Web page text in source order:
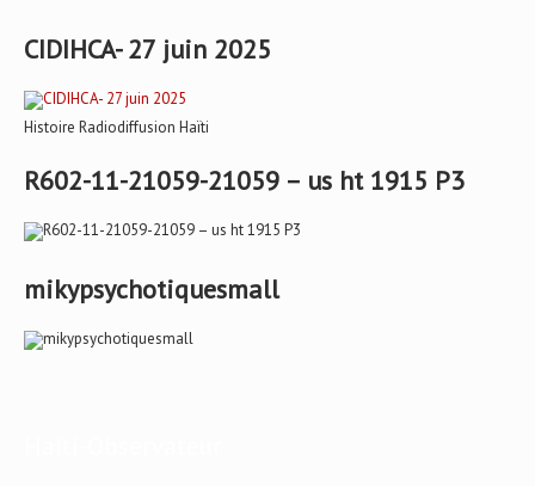
CIDIHCA- 27 juin 2025
Histoire Radiodiffusion Haïti
R602-11-21059-21059 – us ht 1915 P3
mikypsychotiquesmall